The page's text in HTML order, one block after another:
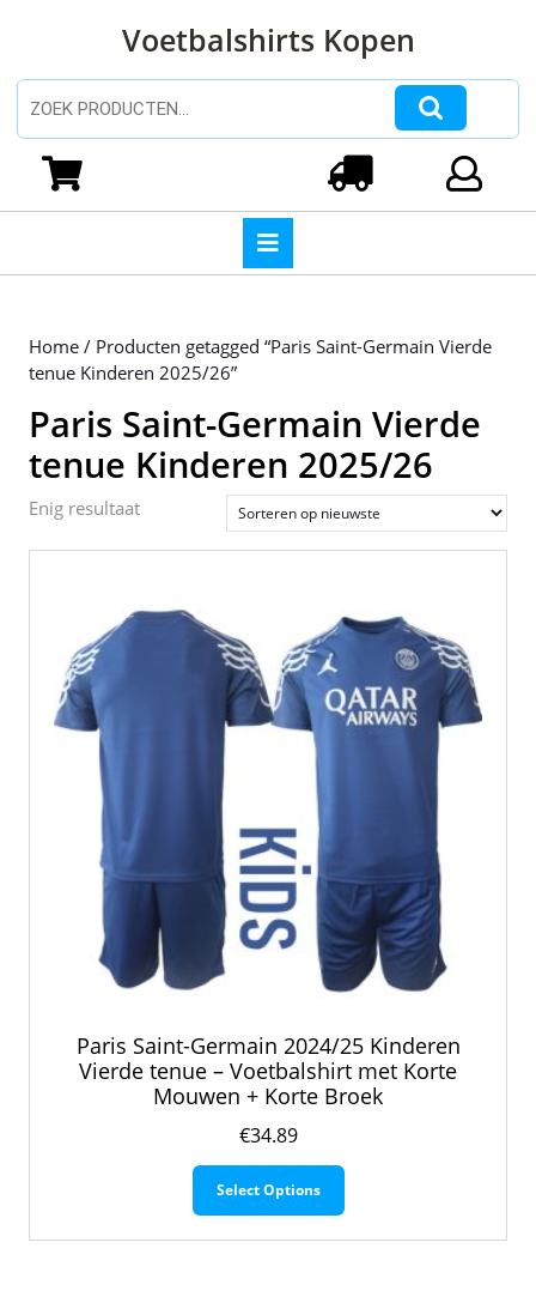
inhoud
Voetbalshirts Kopen
Zoeken naar:
Home / Producten getagged “Paris Saint-Germain Vierde
tenue Kinderen 2025/26”
Paris Saint-Germain Vierde
tenue Kinderen 2025/26
Enig resultaat
Paris Saint-Germain 2024/25 Kinderen
Vierde tenue – Voetbalshirt met Korte
Mouwen + Korte Broek
€34.89
Select Options
Dit